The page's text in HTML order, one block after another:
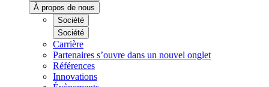
À propos de nous
Société
Société
Carrière
Partenaires s’ouvre dans un nouvel onglet
Références
Innovations